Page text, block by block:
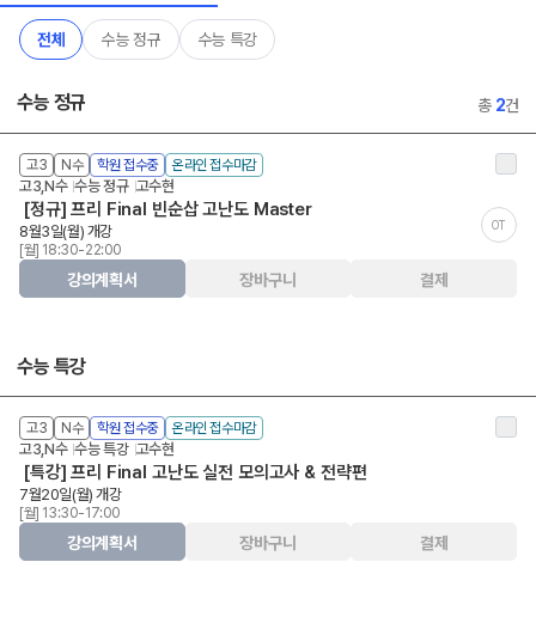
전체 수능 정규 수능 특강
수능 정규 총 2건
고3 N수 학원 접수중 온라인 접수마감
고3,N수 수능 정규 고수현
[정규] 프리 Final 빈순삽 고난도 Master
OT
8월3일(월) 개강
[월] 18:30-22:00
강의계획서 장바구니 결제
수능 특강
고3 N수 학원 접수중 온라인 접수마감
고3,N수 수능 특강 고수현
[특강] 프리 Final 고난도 실전 모의고사 & 전략편
7월20일(월) 개강
[월] 13:30-17:00
강의계획서 장바구니 결제